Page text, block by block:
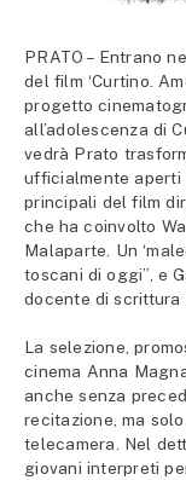
PRATO – Entrano
del film ‘Curtino.
progetto
all’adolescenza di
vedrà Prato
ufficialmente
principali del film
che ha coinvolto
Malaparte. Un
toscani di oggi”, e
docente di scrittura
La selezione,
cinema Anna
anche senza
recitazione, ma
telecamera. Nel
giovani interpreti